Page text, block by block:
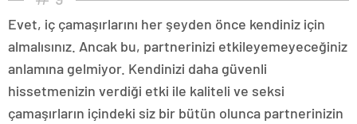
Evet, iç çamaşırlarını her şeyden önce kendiniz için
almalısınız. Ancak bu, partnerinizi etkileyemeyeceğiniz
anlamına gelmiyor. Kendinizi daha güvenli
hissetmenizin verdiği etki ile kaliteli ve seksi
çamaşırların içindeki siz bir bütün olunca partnerinizin